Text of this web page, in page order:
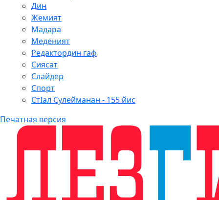
Дин
Жемият
Мадара
Меденият
Редактордин гаф
Сиясат
Слайдер
Спорт
СтIал Сулейманан - 155 йис
Печатная версия